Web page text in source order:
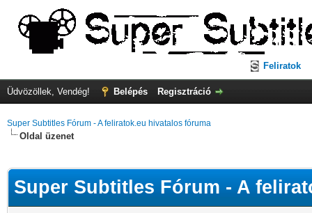
Feliratok
Üdvözöllek, Vendég! Belépés Regisztráció
Super Subtitles Fórum - A feliratok.eu hivatalos fóruma
Oldal üzenet
Super Subtitles Fórum - A